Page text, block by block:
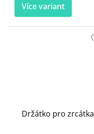
Více variant
Držátko pro zrcátka